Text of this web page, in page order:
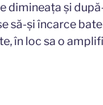
dimineața și
să-și încarce
în loc sa o